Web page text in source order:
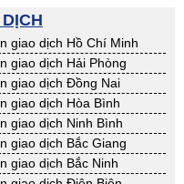
khác Phú Yên
khác Quảng Nam
khác Bà Rịa - VT
khác An Giang
khác Bến Tre
khác Cà Mau
khác Hậu Giang
khác Long An
giao dịch Hồ Chí Minh
giao dịch Hải Phòng
giao dịch Đồng Nai
giao dịch Hòa Bình
giao dịch Ninh Bình
giao dịch Bắc Giang
giao dịch Bắc Ninh